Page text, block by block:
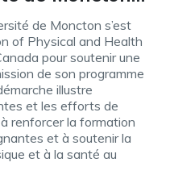
d’EPS
évoluer son
de Moncton s’est
of Physical and Health
pour soutenir une
de son programme
illustre
et les efforts de
renforcer la formation
et à soutenir la
et à la santé au